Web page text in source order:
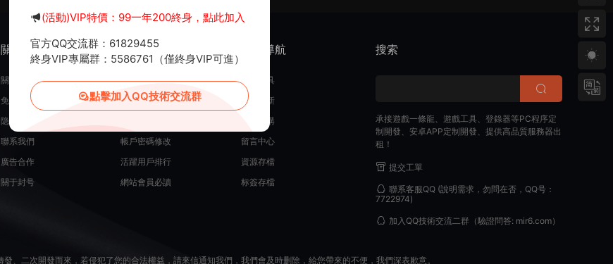
關于我們
關于我們
免責申明
隐私政策
聯系我們
廣告合作
關于封号
服務支持
在線開通會員
源碼投稿發布
帳戶密碼修改
活躍用戶排行
網站會員必讀
熱門導航
常用工具
最近更新
源碼團購
留言中心
資源存檔
标簽存檔
搜索
承接遊戲一條龍、遊戲工具、登錄器等PC程序定
制開發、安卓APP定制開發、提供高品質服務器出
租！
提交工單
聯系客服QQ(說明需求，勿問在否，QQ号：
7722974)
加入QQ技術交流二群（驗證問答: mir6.com）
、二次開發而來，若侵犯了您的合法權益，請來信通知我們，我們會及時删除，給您帶來的不便，我們深表歉意。
(活動)VIP特價：99一年200終身，點此加入
官方QQ交流群：61829455
終身VIP專屬群：5586761（僅終身VIP可進）
點擊加入QQ技術交流群